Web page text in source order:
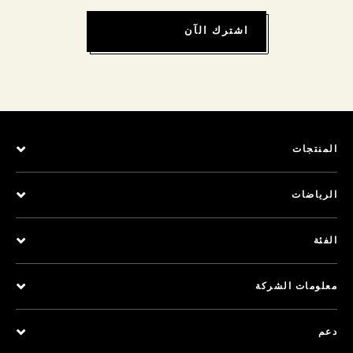
اشترك الآن
المنتجات
الرياضات
الفئة
معلومات الشركة
دعم